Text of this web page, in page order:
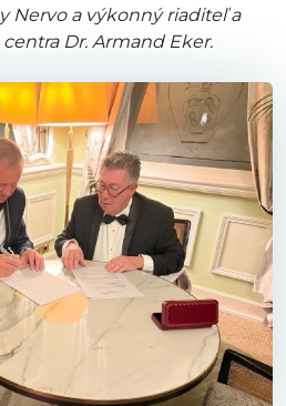
Nervo a výkonný riaditeľ a
Dr. Armand Eker.